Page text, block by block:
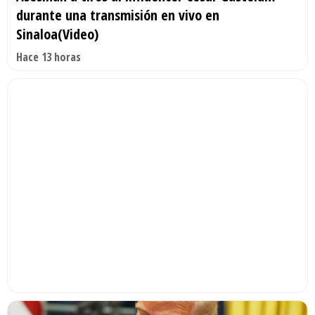
durante una transmisión en vivo en
Sinaloa(Video)
Hace 13 horas